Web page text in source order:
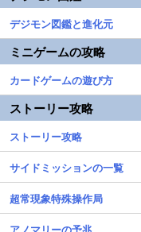
デジモン図鑑と進化元
ミニゲームの攻略
カードゲームの遊び方
ストーリー攻略
ストーリー攻略
サイドミッションの一覧
超常現象特殊操作局